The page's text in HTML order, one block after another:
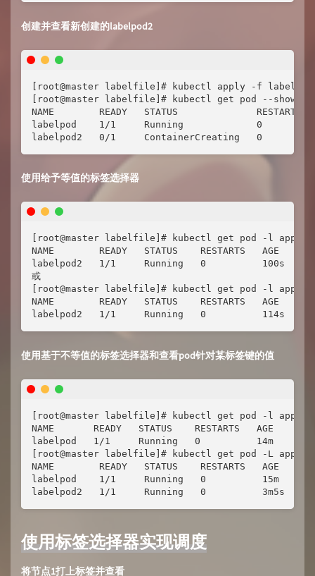
创建并查看新创建的labelpod2
[root@master labelfile]# kubectl apply -f
[root@master labelfile]# kubectl get pod --show-
NAME        READY   STATUS              RESTARTS
labelpod    1/1     Running             0
labelpod2   0/1     ContainerCreating   0
使用给予等值的标签选择器
[root@master labelfile]# kubectl get pod -l
NAME        READY   STATUS    RESTARTS   AGE
labelpod2   1/1     Running   0          100s
或
[root@master labelfile]# kubectl get pod -l
NAME        READY   STATUS    RESTARTS   AGE
labelpod2   1/1     Running   0          114s
使用基于不等值的标签选择器和查看pod针对某标签键的值
[root@master labelfile]# kubectl get pod -l
NAME       READY   STATUS    RESTARTS   AGE
labelpod   1/1     Running   0          14m
[root@master labelfile]# kubectl get pod -L app
NAME        READY   STATUS    RESTARTS   AGE
labelpod    1/1     Running   0          15m
labelpod2   1/1     Running   0          3m5s
使用标签选择器实现调度
将节点1打上标签并查看